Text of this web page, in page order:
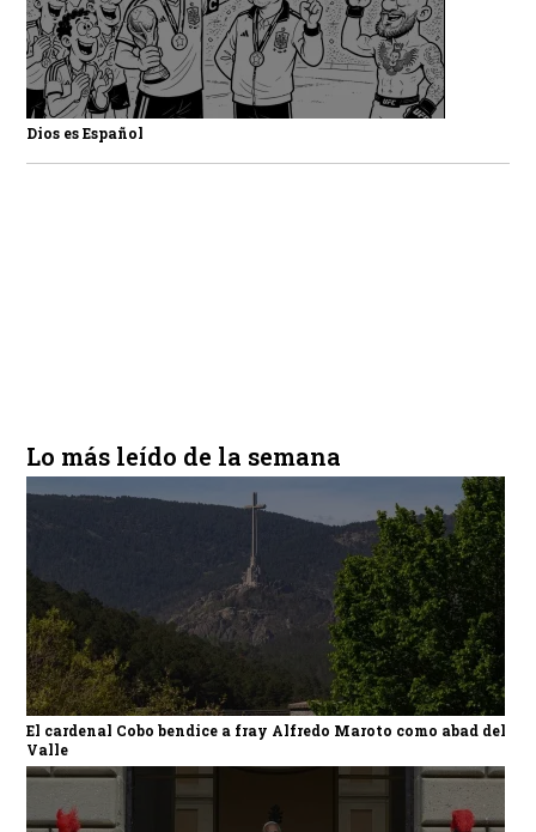
Dios es Español
Lo más leído de la semana
El cardenal Cobo bendice a fray Alfredo Maroto como abad del
Valle